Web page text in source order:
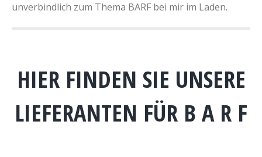
unverbindlich zum Thema BARF bei mir im Laden.
HIER FINDEN SIE UNSERE
LIEFERANTEN FÜR B A R F